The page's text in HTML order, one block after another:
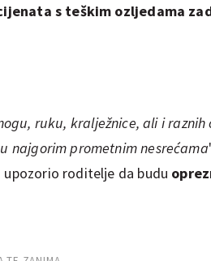
s teškim ozljedama
ruku, kralježnice, ali i raznih
najgorim prometnim nesrećama
upozorio roditelje da budu